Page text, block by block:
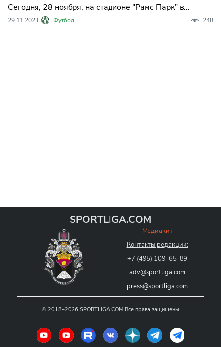
Сегодня, 28 ноября, на стадионе "Рамс Парк" в
Стамбуле (Турция) состоится матч 5-го тура
группового этапа Лиги чемпионов сезона-2023/2024
29.11.2023 Футбол 248
SPORTLIGA.COM
Медиакит
Контакты редакции:
+7 (495) 109-65-89
adv@sportliga.com
press@sportliga.com
© 2018–2026 SPORTLIGA.COM Все права защищены